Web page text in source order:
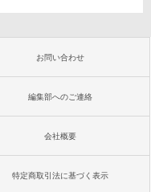
お問い合わせ
編集部へのご連絡
会社概要
特定商取引法に基づく表示